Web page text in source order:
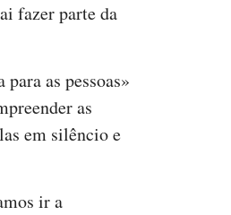
fazer parte da
as pessoas»
as
em silêncio e
ir a